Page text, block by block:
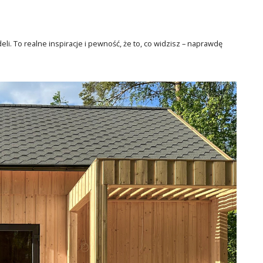
To realne inspiracje i pewność, że to, co widzisz – naprawdę